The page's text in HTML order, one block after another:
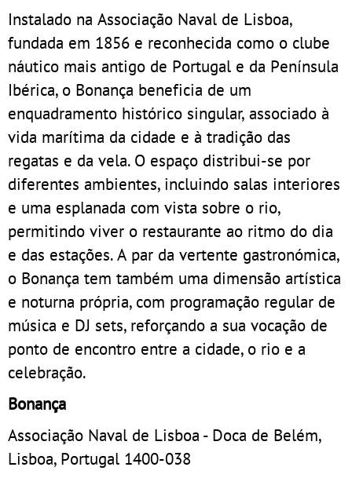
Instalado na Associação Naval de Lisboa,
fundada em 1856 e reconhecida como o clube
náutico mais antigo de Portugal e da Península
Ibérica, o Bonança beneficia de um
enquadramento histórico singular, associado à
vida marítima da cidade e à tradição das
regatas e da vela. O espaço distribui-se por
diferentes ambientes, incluindo salas interiores
e uma esplanada com vista sobre o rio,
permitindo viver o restaurante ao ritmo do dia
e das estações. A par da vertente gastronómica,
o Bonança tem também uma dimensão artística
e noturna própria, com programação regular de
música e DJ sets, reforçando a sua vocação de
ponto de encontro entre a cidade, o rio e a
celebração.
Bonança
Associação Naval de Lisboa - Doca de Belém,
Lisboa, Portugal 1400-038